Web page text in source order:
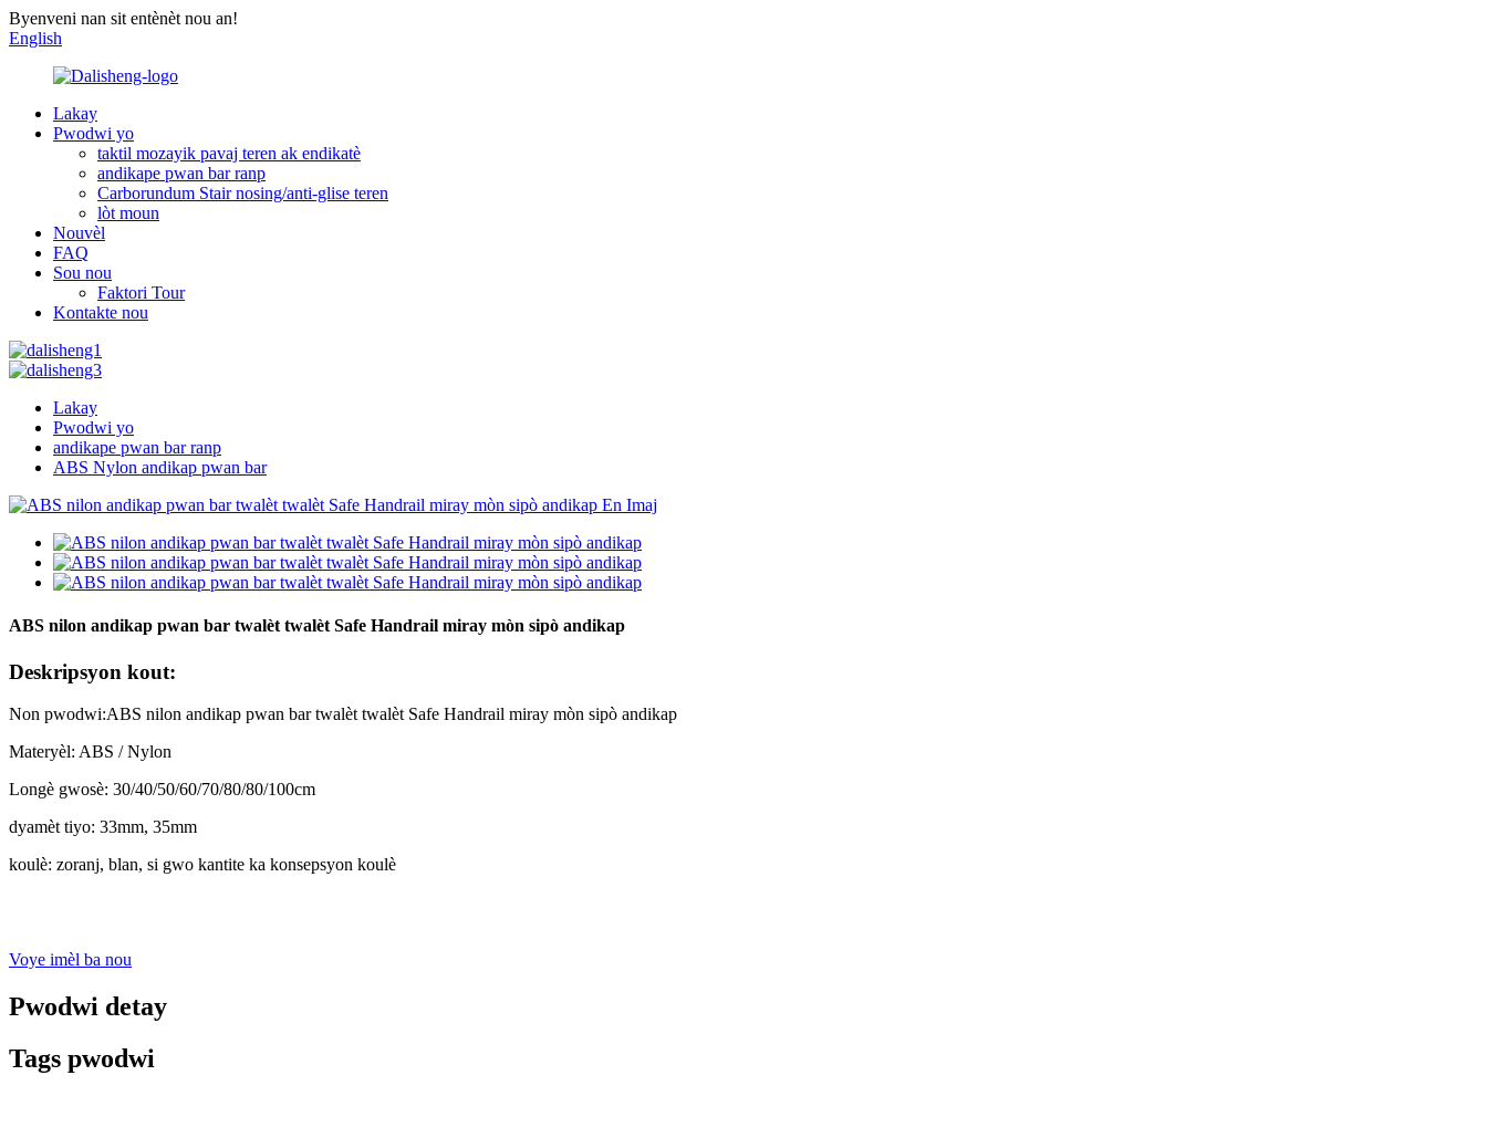
Byenveni nan sit entènèt nou an!
English
Lakay
Pwodwi yo
taktil mozayik pavaj teren ak endikatè
andikape pwan bar ranp
Carborundum Stair nosing/anti-glise teren
lòt moun
Nouvèl
FAQ
Sou nou
Faktori Tour
Kontakte nou
Lakay
Pwodwi yo
andikape pwan bar ranp
ABS Nylon andikap pwan bar
ABS nilon andikap pwan bar twalèt twalèt Safe Handrail miray mòn sipò andikap
Deskripsyon kout:
Non pwodwi:ABS nilon andikap pwan bar twalèt twalèt Safe Handrail miray mòn sipò andikap
Materyèl: ABS / Nylon
Longè gwosè: 30/40/50/60/70/80/80/100cm
dyamèt tiyo: 33mm, 35mm
koulè: zoranj, blan, si gwo kantite ka konsepsyon koulè
Voye imèl ba nou
Pwodwi detay
Tags pwodwi